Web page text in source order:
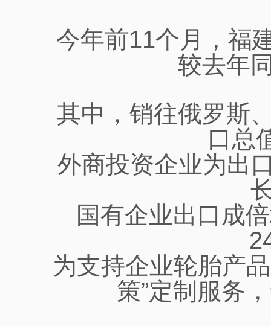
今年前11个月，福
较去年
其中，销往俄罗斯
口总
外商投资企业为出
国有企业出口成
为支持企业轮胎产
策”定制服务